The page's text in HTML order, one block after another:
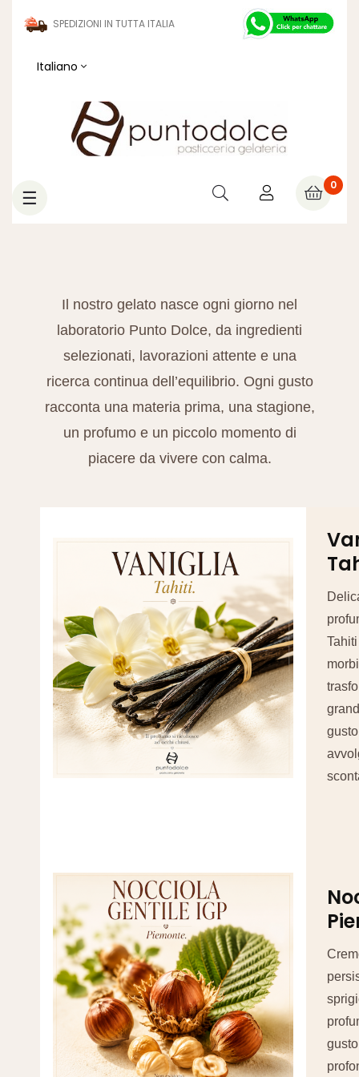
SPEDIZIONI IN TUTTA ITALIA
Italiano
0
navigazione
☰
Il nostro gelato nasce ogni giorno nel
laboratorio Punto Dolce, da ingredienti
selezionati, lavorazioni attente e una
ricerca continua dell’equilibrio. Ogni gusto
racconta una materia prima, una stagione,
un profumo e un piccolo momento di
piacere da vivere con calma.